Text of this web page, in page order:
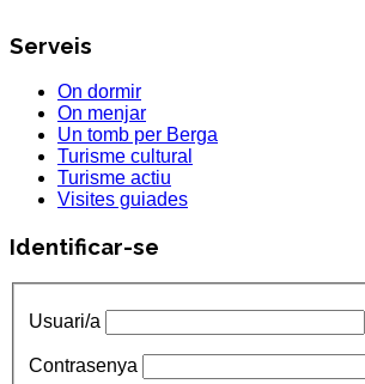
Serveis
On dormir
On menjar
Un tomb per Berga
Turisme cultural
Turisme actiu
Visites guiades
Identificar-se
Usuari/a
Contrasenya